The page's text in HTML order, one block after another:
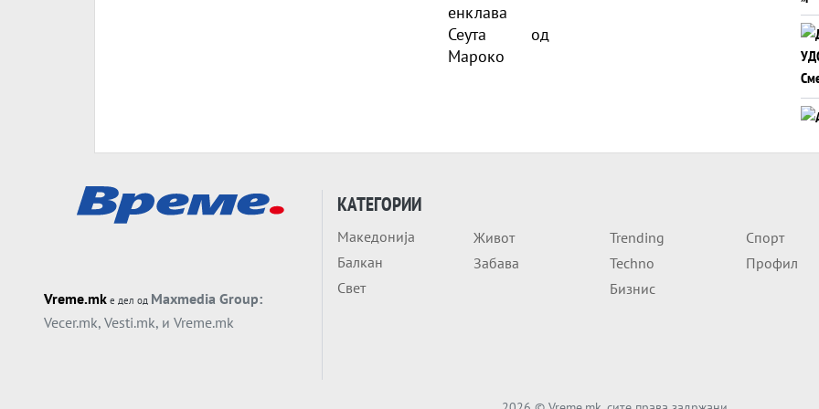
Vreme.mk е дел од Maxmedia Group:
Vecer.mk, Vesti.mk, и Vreme.mk
КАТЕГОРИИ
Македонија
Балкан
Свет
Живот
Забава
Trending
Techno
Бизнис
Спорт
Профил